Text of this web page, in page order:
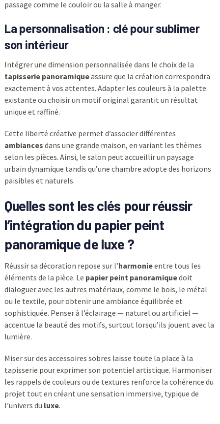
passage comme le couloir ou la salle à manger.
La personnalisation : clé pour sublimer
son intérieur
Intégrer une dimension personnalisée dans le choix de la
tapisserie panoramiqueassure que la création correspondra
exactement à vos attentes. Adapter les couleurs à la palette
existante ou choisir un motif original garantit un résultat
unique et raffiné.
Cette liberté créative permet d’associer différentes
ambiances dans une grande maison, en variant les thèmes
selon les pièces. Ainsi, le salon peut accueillir un paysage
urbain dynamique tandis qu’une chambre adopte des horizons
paisibles et naturels.
Quelles sont les clés pour réussir
l’intégration du papier peint
panoramique de luxe ?
Réussir sa décoration repose sur l’harmonieentre tous les
éléments de la pièce. Le papier peint panoramiquedoit
dialoguer avec les autres matériaux, comme le bois, le métal
ou le textile, pour obtenir une ambiance équilibrée et
sophistiquée. Penser à l’éclairage — naturel ou artificiel —
accentue la beauté des motifs, surtout lorsqu’ils jouent avec la
lumière.
Miser sur des accessoires sobres laisse toute la place à la
tapisserie pour exprimer son potentiel artistique. Harmoniser
les rappels de couleurs ou de textures renforce la cohérence du
projet tout en créant une sensation immersive, typique de
l’univers du luxe.